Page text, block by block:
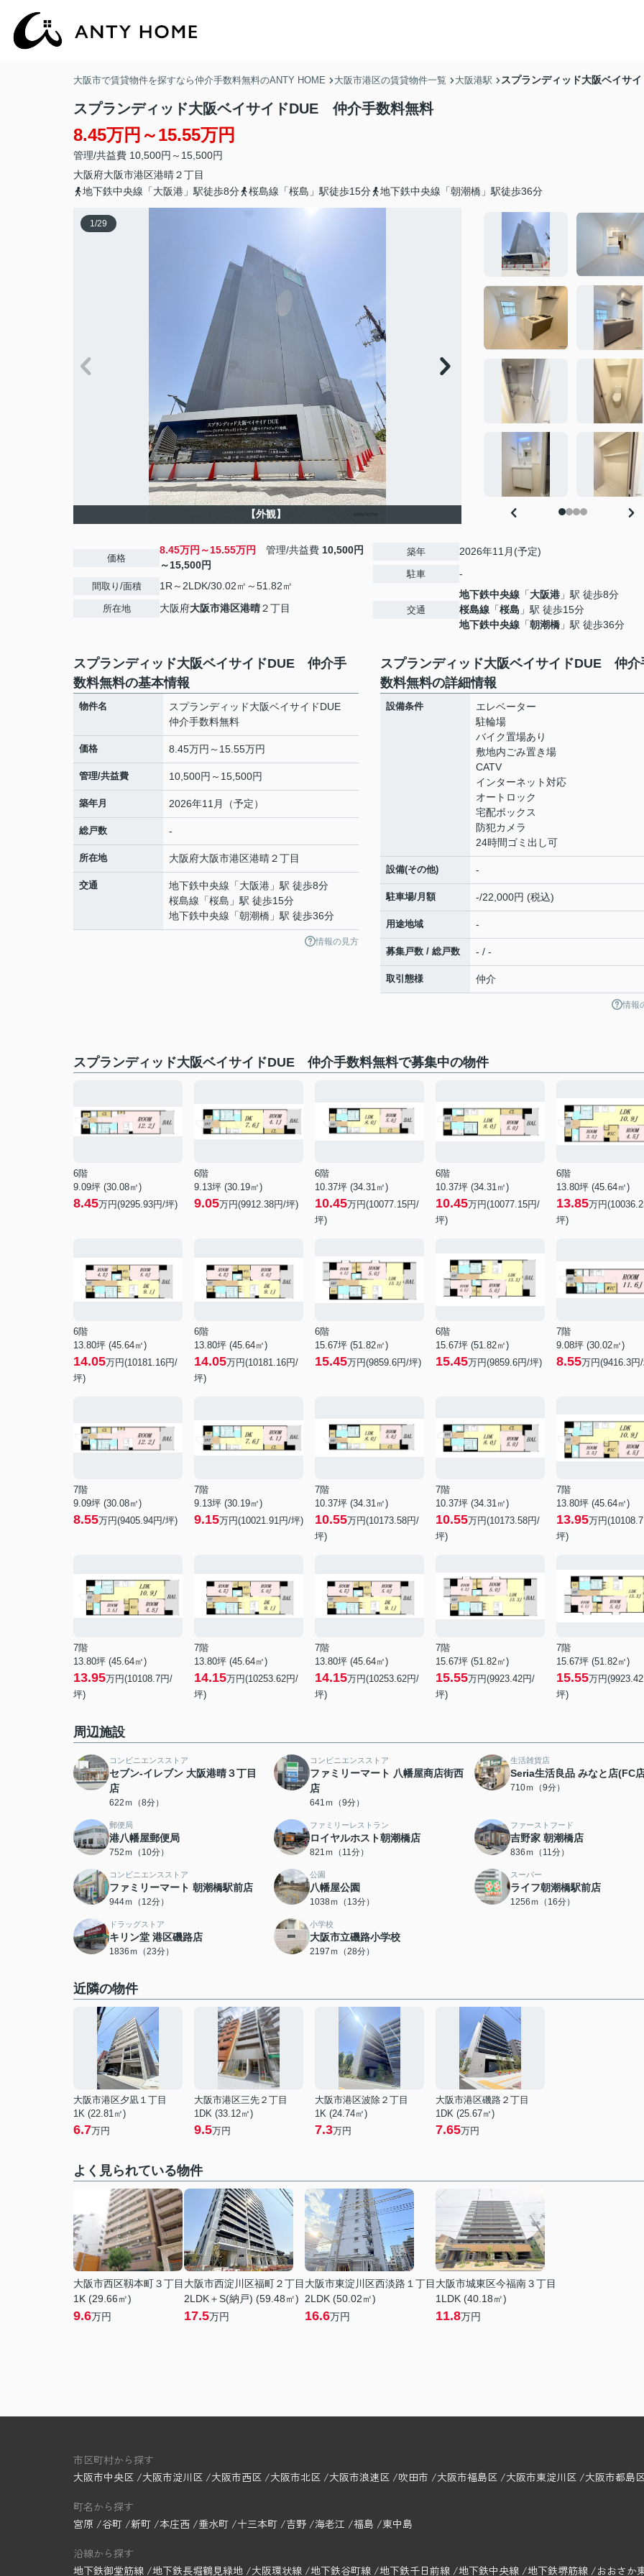
大阪市で賃貸物件を探すなら仲介手数料無料のANTY HOME 大阪市港区の賃貸物件一覧 大阪港駅 スプランディッド大阪ベイサ
スプランディッド大阪ベイサイドDUE 仲介手数料無料
8.45万円～15.55万円
管理/共益費 10,500円～15,500円
大阪府大阪市港区港晴２丁目
地下鉄中央線「大阪港」駅徒歩8分
桜島線「桜島」駅徒歩15分 地下鉄中央線「朝潮橋」駅徒歩36分
1/29
【外観】
価格
8.45万円～15.55万円 管理/共益費 10,500円
～15,500円
間取り/面積 1R～2LDK/30.02㎡～51.82㎡
所在地 大阪府大阪市港区港晴２丁目
築年 2026年11月(予定)
駐車 -
交通
地下鉄中央線 「大阪港 」駅 徒歩8分
桜島線 「桜島 」駅 徒歩15分
地下鉄中央線 「朝潮橋 」駅 徒歩36分
スプランディッド大阪ベイサイドDUE 仲介手
数料無料の基本情報
物件名
スプランディッド大阪ベイサイドDUE
仲介手数料無料
価格 8.45万円～15.55万円
管理/共益費 10,500円～15,500円
築年月 2026年11月（予定）
総戸数 -
所在地 大阪府大阪市港区港晴２丁目
交通 地下鉄中央線 「大阪港 」駅 徒歩8分
桜島線 「桜島 」駅 徒歩15分
地下鉄中央線 「朝潮橋 」駅 徒歩36分
情報の見方
スプランディッド大阪ベイサイドDUE 仲介
数料無料の詳細情報
設備条件
エレベーター
駐輪場
バイク置場あり
敷地内ごみ置き場
CATV
インターネット対応
オートロック
宅配ボックス
防犯カメラ
24時間ゴミ出し可
設備(その他) -
駐車場/月額 -/22,000円 (税込)
用途地域 -
募集戸数 / 総戸数 - / -
取引態様 仲介
情報
スプランディッド大阪ベイサイドDUE 仲介手数料無料で募集中の物件
6階
9.09坪 (30.08㎡)
8.45万円(9295.93円/坪)
6階
9.13坪 (30.19㎡)
9.05万円(9912.38円/坪)
6階
10.37坪 (34.31㎡)
10.45万円(10077.15円/
坪)
6階
10.37坪 (34.31㎡)
10.45万円(10077.15円/
坪)
6階
13.80坪 (45.64㎡)
13.85万円
坪)
6階
13.80坪 (45.64㎡)
14.05万円(10181.16円/
坪)
6階
13.80坪 (45.64㎡)
14.05万円(10181.16円/
坪)
6階
15.67坪 (51.82㎡)
15.45万円(9859.6円/坪)
6階
15.67坪 (51.82㎡)
15.45万円(9859.6円/坪)
7階
9.08坪 (30.02㎡)
8.55万円(9416.3円
7階
9.09坪 (30.08㎡)
8.55万円(9405.94円/坪)
7階
9.13坪 (30.19㎡)
9.15万円(10021.91円/坪)
7階
10.37坪 (34.31㎡)
10.55万円(10173.58円/
坪)
7階
10.37坪 (34.31㎡)
10.55万円(10173.58円/
坪)
7階
13.80坪 (45.64㎡)
13.95万円
坪)
7階
13.80坪 (45.64㎡)
13.95万円(10108.7円/
坪)
7階
13.80坪 (45.64㎡)
14.15万円(10253.62円/
坪)
7階
13.80坪 (45.64㎡)
14.15万円(10253.62円/
坪)
7階
15.67坪 (51.82㎡)
15.55万円(9923.42円/
坪)
7階
15.67坪 (51.82㎡)
15.55万円
坪)
周辺施設
コンビニエンスストア
セブン-イレブン 大阪港晴３丁目
店
622ｍ（8分）
コンビニエンスストア
ファミリーマート 八幡屋商店街西
店
641ｍ（9分）
生活雑貨店
Seria生活良品 みなと店(FC
710ｍ（9分）
郵便局
港八幡屋郵便局
752ｍ（10分）
ファミリーレストラン
ロイヤルホスト朝潮橋店
821ｍ（11分）
ファーストフード
吉野家 朝潮橋店
836ｍ（11分）
コンビニエンスストア
ファミリーマート 朝潮橋駅前店
944ｍ（12分）
公園
八幡屋公園
1038ｍ（13分）
スーパー
ライフ朝潮橋駅前店
1256ｍ（16分）
ドラッグストア
キリン堂 港区磯路店
1836ｍ（23分）
小学校
大阪市立磯路小学校
2197ｍ（28分）
近隣の物件
大阪市港区夕凪１丁目
1K (22.81㎡)
6.7万円
大阪市港区三先２丁目
1DK (33.12㎡)
9.5万円
大阪市港区波除２丁目
1K (24.74㎡)
7.3万円
大阪市港区磯路２丁目
1DK (25.67㎡)
7.65万円
よく見られている物件
大阪市西区靱本町３丁目
1K (29.66㎡)
9.6万円
大阪市西淀川区福町２丁目
2LDK＋S(納戸) (59.48㎡)
17.5万円
大阪市東淀川区西淡路１丁目
2LDK (50.02㎡)
16.6万円
大阪市城東区今福南３丁目
1LDK (40.18㎡)
11.8万円
市区町村から探す
大阪市中央区
大阪市淀川区 大阪市西区 大阪市北区 大阪市浪速区 吹田市 大阪市福島区 大阪市東淀川区 大阪市都島
町名から探す
宮原
谷町 新町 本庄西 垂水町 十三本町 吉野 海老江 福島 東中島
沿線から探す
地下鉄御堂筋線 地下鉄長堀鶴見緑地 大阪環状線 地下鉄谷町線 地下鉄千日前線 地下鉄中央線 地下鉄堺筋線 おおさか